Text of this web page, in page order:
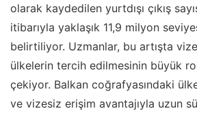
olarak kaydedilen yurtdışı çıkış
itibarıyla yaklaşık 11,9 milyon
belirtiliyor. Uzmanlar, bu artışta
ülkelerin tercih edilmesinin büyük
çekiyor. Balkan coğrafyasındaki
ve vizesiz erişim avantajıyla uzun